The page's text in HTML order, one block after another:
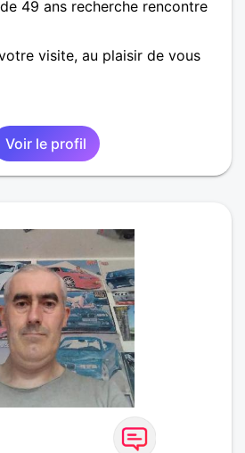
49 ans recherche rencontre
visite, au plaisir de vous
Voir le profil